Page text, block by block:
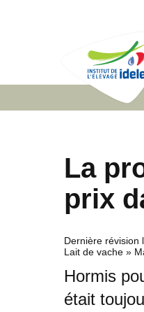
La
prix
Dernière révision
Lait de vache »
Hormis
était